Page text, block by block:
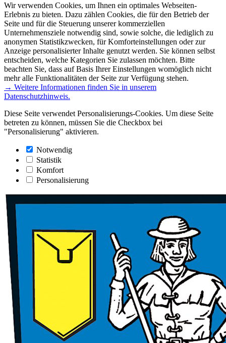
Wir verwenden Cookies, um Ihnen ein optimales Webseiten-
Erlebnis zu bieten. Dazu zählen Cookies, die für den Betrieb der
Seite und für die Steuerung unserer kommerziellen
Unternehmensziele notwendig sind, sowie solche, die lediglich zu
anonymen Statistikzwecken, für Komforteinstellungen oder zur
Anzeige personalisierter Inhalte genutzt werden. Sie können selbst
entscheiden, welche Kategorien Sie zulassen möchten. Bitte
beachten Sie, dass auf Basis Ihrer Einstellungen womöglich nicht
mehr alle Funktionalitäten der Seite zur Verfügung stehen.
→ Weitere Informationen finden Sie in unserem
Datenschutzhinweis.
Diese Seite verwendet Personalisierungs-Cookies. Um diese Seite
betreten zu können, müssen Sie die Checkbox bei
"Personalisierung" aktivieren.
Notwendig
Statistik
Komfort
Personalisierung